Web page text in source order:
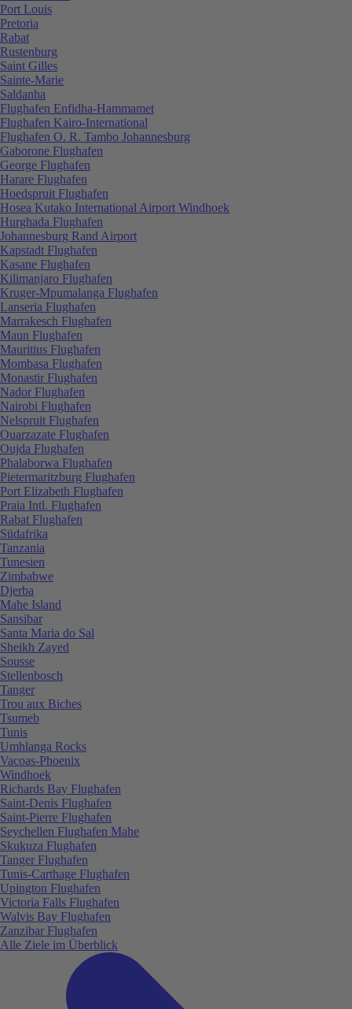
Port Louis
Pretoria
Rabat
Rustenburg
Saint Gilles
Sainte-Marie
Saldanha
Flughafen Enfidha-Hammamet
Flughafen Kairo-International
Flughafen O. R. Tambo Johannesburg
Gaborone Flughafen
George Flughafen
Harare Flughafen
Hoedspruit Flughafen
Hosea Kutako International Airport Windhoek
Hurghada Flughafen
Johannesburg Rand Airport
Kapstadt Flughafen
Kasane Flughafen
Kilimanjaro Flughafen
Kruger-Mpumalanga Flughafen
Lanseria Flughafen
Marrakesch Flughafen
Maun Flughafen
Mauritius Flughafen
Mombasa Flughafen
Monastir Flughafen
Nador Flughafen
Nairobi Flughafen
Nelspruit Flughafen
Ouarzazate Flughafen
Oujda Flughafen
Phalaborwa Flughafen
Pietermaritzburg Flughafen
Port Elizabeth Flughafen
Praia Intl. Flughafen
Rabat Flughafen
Südafrika
Tanzania
Tunesien
Zimbabwe
Djerba
Mahe Island
Sansibar
Santa Maria do Sal
Sheikh Zayed
Sousse
Stellenbosch
Tanger
Trou aux Biches
Tsumeb
Tunis
Umhlanga Rocks
Vacoas-Phoenix
Windhoek
Richards Bay Flughafen
Saint-Denis Flughafen
Saint-Pierre Flughafen
Seychellen Flughafen Mahe
Skukuza Flughafen
Tanger Flughafen
Tunis-Carthage Flughafen
Upington Flughafen
Victoria Falls Flughafen
Walvis Bay Flughafen
Zanzibar Flughafen
Alle Ziele im Überblick